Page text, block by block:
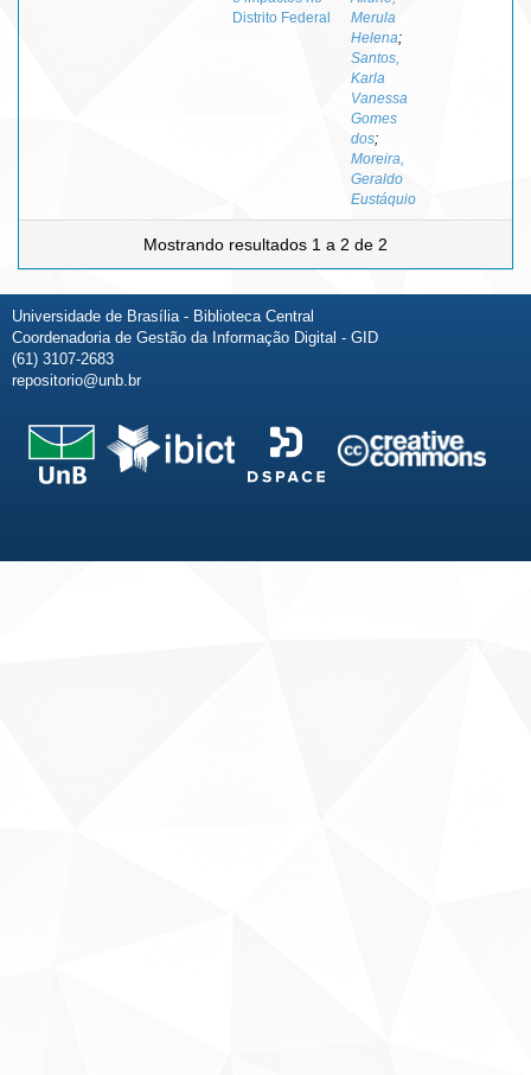
Distrito Federal
Merula
Helena;
Santos,
Karla
Vanessa
Gomes
dos;
Moreira,
Geraldo
Eustáquio
Mostrando resultados 1 a 2 de 2
Universidade de Brasília - Biblioteca Central
Coordenadoria de Gestão da Informação Digital - GID
(61) 3107-2683
repositorio@unb.br